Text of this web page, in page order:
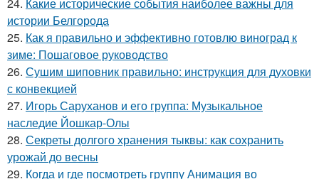
24. Какие исторические события наиболее важны для
истории Белгорода
25. Как я правильно и эффективно готовлю виноград к
зиме: Пошаговое руководство
26. Сушим шиповник правильно: инструкция для духовки
с конвекцией
27. Игорь Саруханов и его группа: Музыкальное
наследие Йошкар-Олы
28. Секреты долгого хранения тыквы: как сохранить
урожай до весны
29. Когда и где посмотреть группу Анимация во